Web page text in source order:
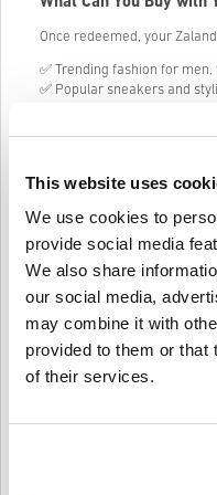
This website uses
We use cookies to
provide social media
We also share
our social media,
may combine it with
provided to them or that
of their services.
Once redeemed, your
✅ Trending fashion for
✅ Popular sneakers and
No pressure, no expiry
Perfect for Every
Need a last-minute gift? Or
Gift Card 50 EUR (Finland)
– no guessing sizes, styles,
Kuidas see
Vastutusest loobumine